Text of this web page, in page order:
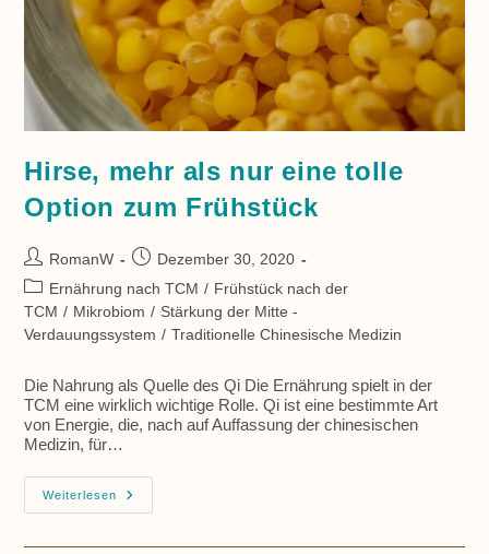
Hirse, mehr als nur eine tolle
Option zum Frühstück
Beitrags-
Autor:
RomanW
Beitrag
veröffentlicht:
Dezember 30, 2020
Beitrags-
Kategorie:
Ernährung nach TCM / Frühstück nach der
TCM / Mikrobiom / Stärkung der Mitte -
Verdauungssystem / Traditionelle Chinesische Medizin
Die Nahrung als Quelle des Qi Die Ernährung spielt in der
TCM eine wirklich wichtige Rolle. Qi ist eine bestimmte Art
von Energie, die, nach auf Auffassung der chinesischen
Medizin, für…
Weiterlesen
Hirse,
Mehr